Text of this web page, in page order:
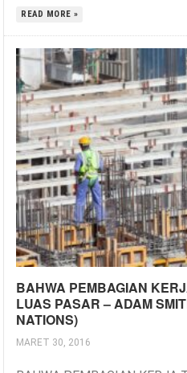
READ MORE »
BAHWA PEMBAGIAN
LUAS PASAR – ADAM
NATIONS)
MARET 30, 2016